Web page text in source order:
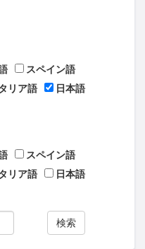
スペイン語
リア語
日本語
スペイン語
リア語
日本語
検索